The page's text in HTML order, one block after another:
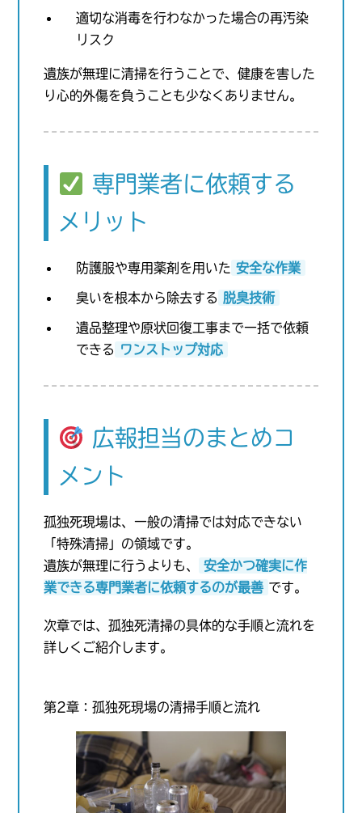
適切な消毒を行わなかった場合の再汚染
リスク
遺族が無理に清掃を行うことで、健康を害した
り心的外傷を負うことも少なくありません。
専門業者に依頼する
メリット
防護服や専用薬剤を用いた 安全な作業
臭いを根本から除去する 脱臭技術
遺品整理や原状回復工事まで一括で依頼
できる
ワンストップ対応
広報担当のまとめコ
メント
孤独死現場は、一般の清掃では対応できない
「特殊清掃」の領域です。
遺族が無理に行うよりも、
安全かつ確実に作
業できる専門業者に依頼するのが最善 です。
次章では、孤独死清掃の具体的な手順と流れを
詳しくご紹介します。
第2章：孤独死現場の清掃手順と流れ